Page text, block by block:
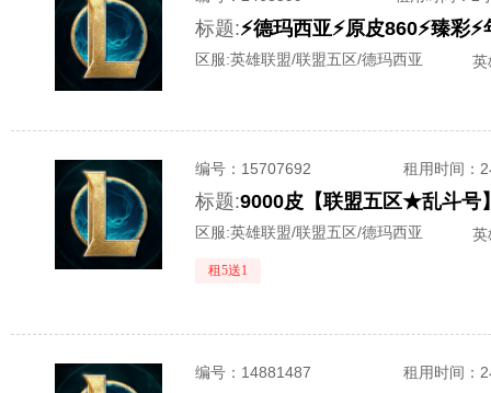
标题:⚡德玛西亚⚡原皮860⚡臻彩⚡
区服:英雄联盟/联盟五区/德玛西亚
编号： 15707692 租用时间 ：
标题:
区服:英雄联盟/联盟五区/德玛西亚
租5送1
编号： 14881487 租用时间 ：